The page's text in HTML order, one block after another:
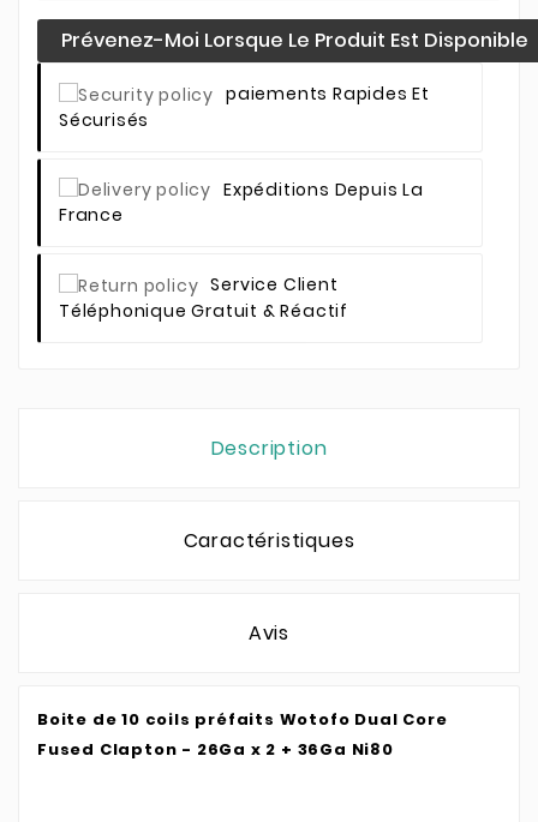
Prévenez-Moi Lorsque Le Produit Est Disponible
Paiements Rapides Et
Sécurisés
Expéditions Depuis La
France
Service Client
Téléphonique Gratuit & Réactif
Description
Caractéristiques
Avis
Boite de 10 coils préfaits Wotofo Dual Core
Fused Clapton - 26Ga x 2 + 36Ga Ni80